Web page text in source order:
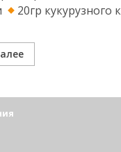
20гр кукурузного